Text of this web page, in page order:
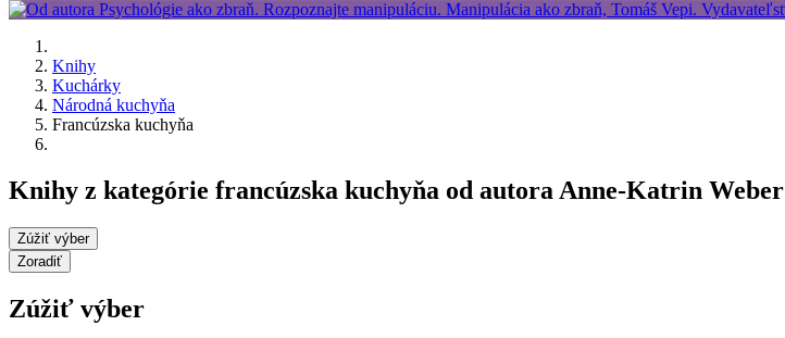
Knihy
Kuchárky
Národná kuchyňa
Francúzska kuchyňa
Knihy z kategórie francúzska kuchyňa od autora Anne-Katrin Weber
Zúžiť výber
Zoradiť
Zúžiť výber